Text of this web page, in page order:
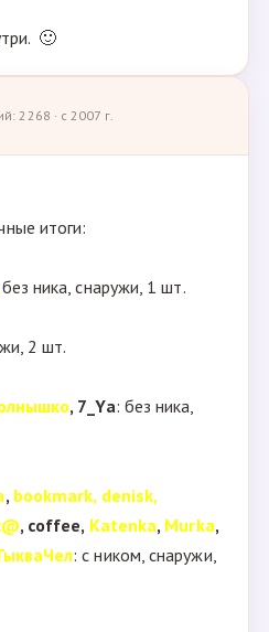
🙂
2268 · с 2007 г.
итоги:
ника, снаружи, 1 шт.
2 шт.
, 7_Ya: без ника,
,bookmark, denisk,
, coffee, Katenka, Murka,
: с ником, снаружи,